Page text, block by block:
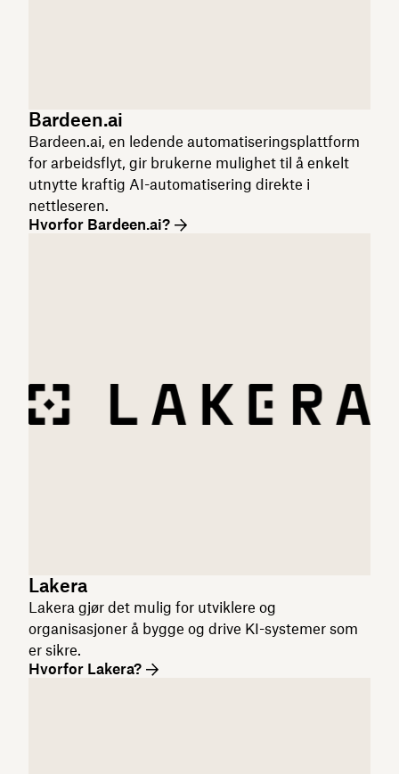
Bardeen.ai
Bardeen.ai, en ledende automatiseringsplattform
for arbeidsflyt, gir brukerne mulighet til å enkelt
utnytte kraftig AI-automatisering direkte i
nettleseren.
Hvorfor Bardeen.ai?
Lakera
Lakera gjør det mulig for utviklere og
organisasjoner å bygge og drive KI-systemer som
er sikre.
Hvorfor Lakera?